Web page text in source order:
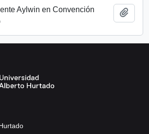
Aylwin en Convención